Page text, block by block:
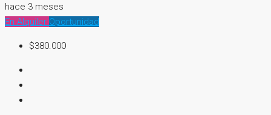
hace 3 meses
En Alquiler Oportunidad
$380.000